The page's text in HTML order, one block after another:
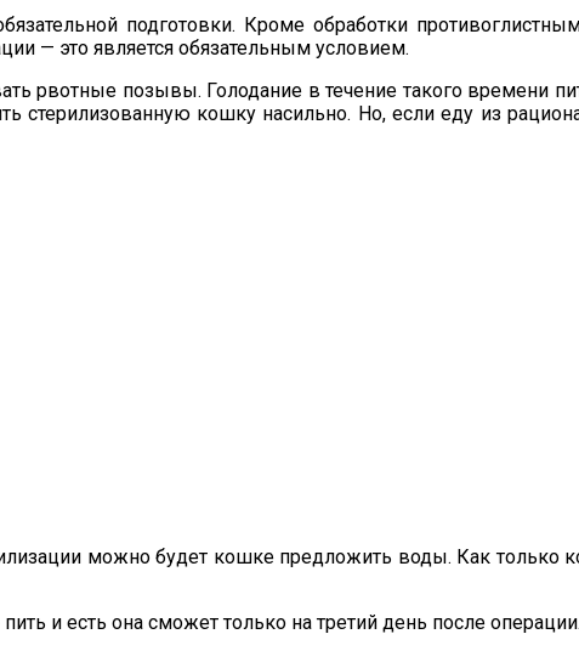
подготовки. Кроме обработки
— это является обязательным условием.
рвотные позывы. Голодание в течение такого времени
стерилизованную кошку насильно. Но, если еду из
можно будет кошке предложить воды. Как только
и есть она сможет только на третий день после операции.